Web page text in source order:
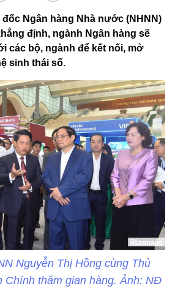
Ngân hàng Nhà nước (NHNN)
định, ngành Ngân hàng sẽ
các bộ, ngành để kết nối, mở
sinh thái số.
Nguyễn Thị Hồng cùng Thủ
Chính thăm gian hàng. Ảnh: NĐ